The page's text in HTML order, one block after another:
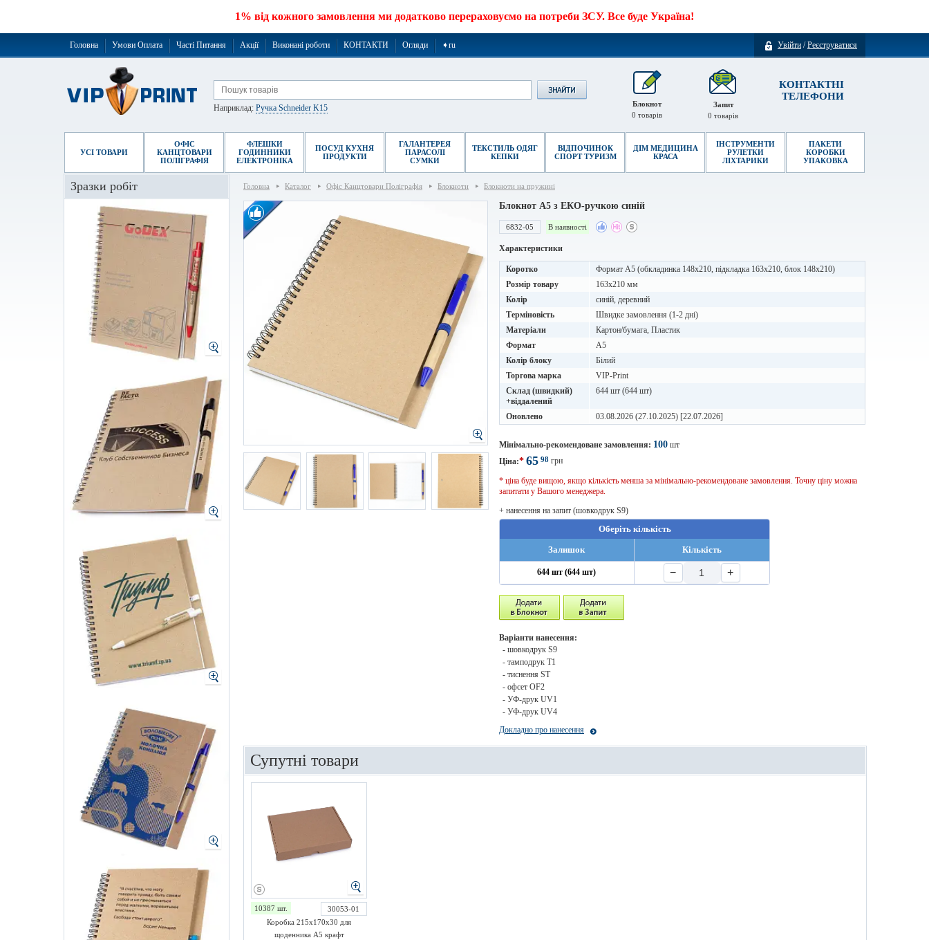
1% від кожного замовлення ми додатково перераховуємо на потреби ЗСУ. Все буде Україна!
Увійти /Реєструватися
Головна Умови Оплата Часті Питання Акції Виконані роботи КОНТАКТИ Огляди ➧ru
КОНТАКТНІ
ТЕЛЕФОНИ
Запит
0 товарів
Наприклад: Ручка Schneider K15
Блокнот
0 товарів
УСІ ТОВАРИ
ОФІС
КАНЦТОВАРИ
ПОЛІГРАФІЯ
ФЛЕШКИ
ГОДИННИКИ
ЕЛЕКТРОНІКА
ПОСУД КУХНЯ
ПРОДУКТИ
ГАЛАНТЕРЕЯ
ПАРАСОЛІ
СУМКИ
ТЕКСТИЛЬ ОДЯГ
КЕПКИ
ВІДПОЧИНОК
СПОРТ ТУРИЗМ
ДІМ МЕДИЦИНА
КРАСА
ІНСТРУМЕНТИ
РУЛЕТКИ
ЛІХТАРИКИ
ПАКЕТИ
КОРОБКИ
УПАКОВКА
Головна Каталог Офіс Канцтовари Поліграфія Блокноти Блокноти на пружині
Блокнот A5 з ЕКО-ручкою синій
6832-05 В наявності
Характеристики
Коротко
Формат А5 (обкладинка 148х210, підкладка 163х210, блок 148х210)
Розмір товару
163х210 мм
Колір
синій, деревний
Терміновість
Швидке замовлення (1-2 дні)
Матеріали
Картон/бумага, Пластик
Формат
A5
Колір блоку
Білий
Торгова марка
VIP-Print
Склад (швидкий)
+віддалений
644 шт (644 шт)
Оновлено 03.08.2026 (27.10.2025) [22.07.2026]
Мінімально-рекомендоване замовлення: 100 шт
Ціна:* 65 98 грн
* ціна буде вищою, якщо кількість менша за мінімально-рекомендоване замовлення. Точну ціну можна
запитати у Вашого менеджера.
+ нанесення на запит (шовкодрук S9)
Оберіть кількість
Залишок
Кількість
644 шт (644 шт) − +
Варіанти нанесення:
- шовкодрук S9
- тамподрук T1
- тиснення ST
- офсет OF2
- УФ-друк UV1
- УФ-друк UV4
Докладно про нанесення
Супутні товари
10387 шт.
30053-01
Коробка 215х170х30 для
щоденника А5 крафт
Зразки робіт